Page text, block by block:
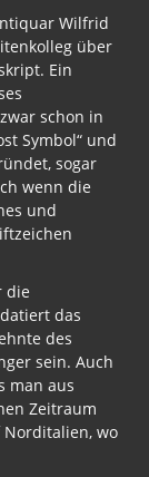
Wilfrid
über
Ein
schon in
Symbol“ und
sogar
wenn die
und
die
das
des
sein. Auch
man aus
Zeitraum
Norditalien, wo